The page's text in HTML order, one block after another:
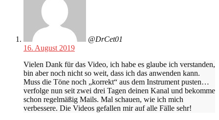
@DrCet01
16. August 2019
Vielen Dank für das Video, ich habe es glaube ich verstanden,
bin aber noch nicht so weit, dass ich das anwenden kann.
Muss die Töne noch „korrekt“ aus dem Instrument pusten…
verfolge nun seit zwei drei Tagen deinen Kanal und bekomme
schon regelmäßig Mails. Mal schauen, wie ich mich
verbessere. Die Videos gefallen mir auf alle Fälle sehr!